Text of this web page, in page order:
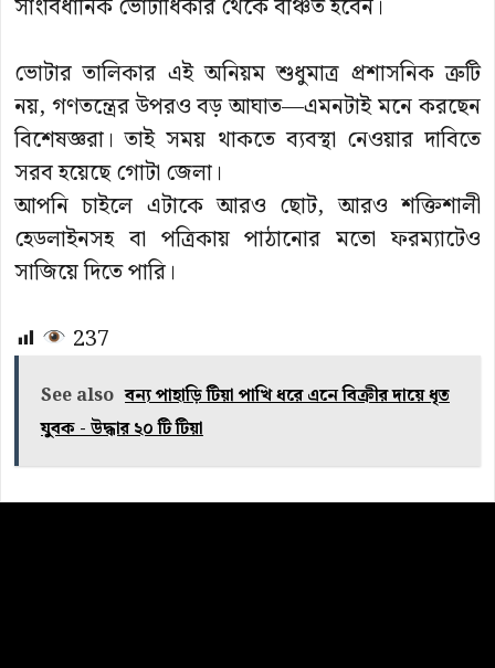
সাংবিধানিক ভোটাধিকার থেকে বঞ্চিত হবেন।
ভোটার তালিকার এই অনিয়ম শুধুমাত্র প্রশাসনিক ত্রুটি
নয়, গণতন্ত্রের উপরও বড় আঘাত—এমনটাই মনে করছেন
বিশেষজ্ঞরা। তাই সময় থাকতে ব্যবস্থা নেওয়ার দাবিতে
সরব হয়েছে গোটা জেলা।
আপনি চাইলে এটাকে আরও ছোট, আরও শক্তিশালী
হেডলাইনসহ বা পত্রিকায় পাঠানোর মতো ফরম্যাটেও
সাজিয়ে দিতে পারি।
237
See also বন্য পাহাড়ি টিয়া পাখি ধরে এনে বিক্রীর দায়ে ধৃত
যুবক - উদ্ধার ২০ টি টিয়া